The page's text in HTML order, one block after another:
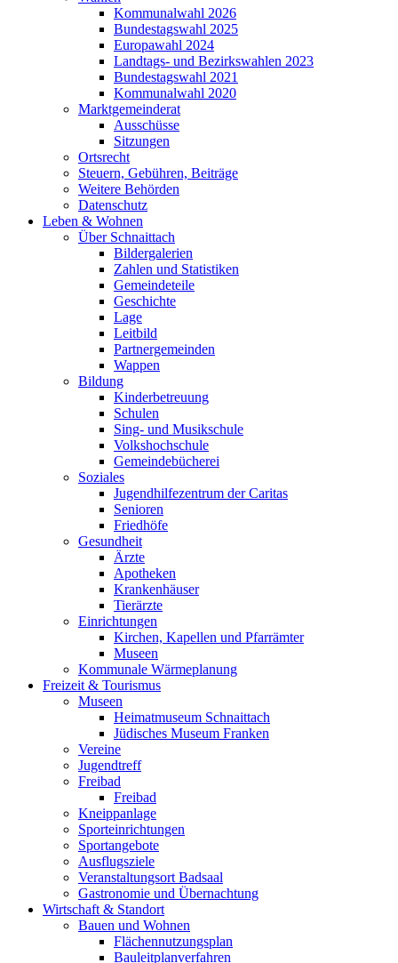
Kommunalwahl 2026
Bundestagswahl 2025
Europawahl 2024
Landtags- und Bezirkswahlen 2023
Bundestagswahl 2021
Kommunalwahl 2020
Marktgemeinderat
Ausschüsse
Sitzungen
Ortsrecht
Steuern, Gebühren, Beiträge
Weitere Behörden
Datenschutz
Leben & Wohnen
Über Schnaittach
Bildergalerien
Zahlen und Statistiken
Gemeindeteile
Geschichte
Lage
Leitbild
Partnergemeinden
Wappen
Bildung
Kinderbetreuung
Schulen
Sing- und Musikschule
Volkshochschule
Gemeindebücherei
Soziales
Jugendhilfezentrum der Caritas
Senioren
Friedhöfe
Gesundheit
Ärzte
Apotheken
Krankenhäuser
Tierärzte
Einrichtungen
Kirchen, Kapellen und Pfarrämter
Museen
Kommunale Wärmeplanung
Freizeit & Tourismus
Museen
Heimatmuseum Schnaittach
Jüdisches Museum Franken
Vereine
Jugendtreff
Freibad
Freibad
Kneippanlage
Sporteinrichtungen
Sportangebote
Ausflugsziele
Veranstaltungsort Badsaal
Gastronomie und Übernachtung
Wirtschaft & Standort
Bauen und Wohnen
Flächennutzungsplan
Bauleitplanverfahren